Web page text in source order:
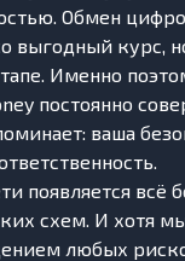
Обмен
выгодный курс,
Именно
постоянно
ваша
появляется всё
схем. И хотя
любых